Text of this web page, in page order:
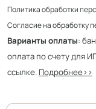
Политика обработки
Согласие на обработку
Варианты оплаты:
оплата по счету для
ссылке. Подробнее>>